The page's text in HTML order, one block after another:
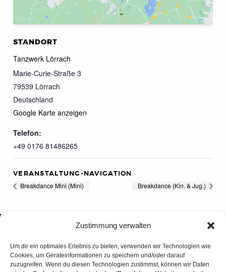
Zustimmung verwalten
Um dir ein optimales Erlebnis zu bieten, verwenden wir Technologien wie
Cookies, um Geräteinformationen zu speichern und/oder darauf
zuzugreifen. Wenn du diesen Technologien zustimmst, können wir Daten
STANDORT
Tanzwerk Lörrach
Marie-Curie-Straße 3
79539 Lörrach
Deutschland
Google Karte anzeigen
Telefon:
+49 0176 81486265
VERANSTALTUNG-NAVIGATION
Breakdance Mini (Mini) Breakdance (Kin. & Jug.)